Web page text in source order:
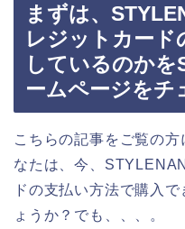
まずは、
レジットカード
しているのか
ームページをチ
こちらの記事をご覧の
なたは、今、
ドの支払い方法で購入
ょうか？でも、、、。